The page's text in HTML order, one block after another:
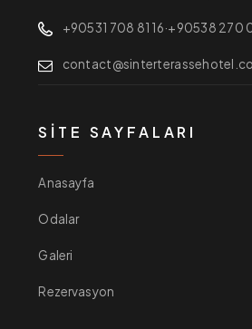
+90531 708 81 16·+90538 270
SITE SAYFALARI
Anasayfa
Odalar
Galeri
Rezervasyon